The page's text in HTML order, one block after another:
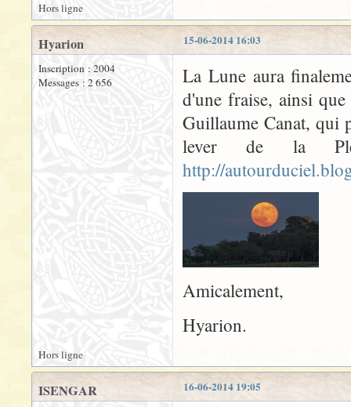
Hors ligne
15-06-2014 16:03
Hyarion
Inscription : 2004
Messages : 2 656
La Lune aura
d'une fraise, ainsi
Guillaume Canat, qui
lever de la
http://
Amicalement,
Hyarion.
Hors ligne
16-06-2014 19:05
ISENGAR